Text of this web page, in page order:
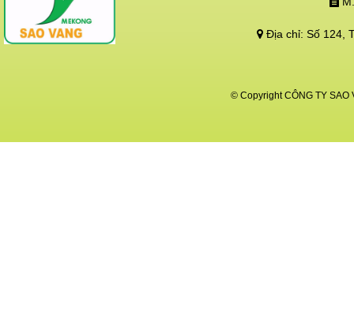
Địa chỉ: Số 124,
© Copyright CÔNG TY SAO